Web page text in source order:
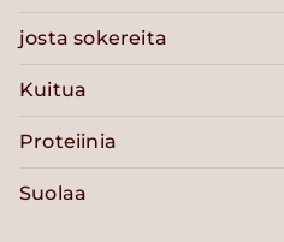
josta sokereita
Kuitua
Proteiinia
Suolaa